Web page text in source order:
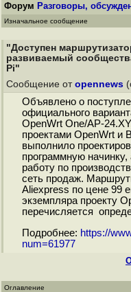
Форум Разговоры,
Изначальное сообщение
"Доступен
развиваемый
Pi"
Сообщение от opennews
Объявлено о
официального
OpenWrt One/AP-
проектами OpenWrt и
выполнило
программную начинку,
работу по
сеть продаж.
Aliexpress по цене 99
экземпляра проекту
перечисляется
Подробнее: https://
num=61977
Оглавление